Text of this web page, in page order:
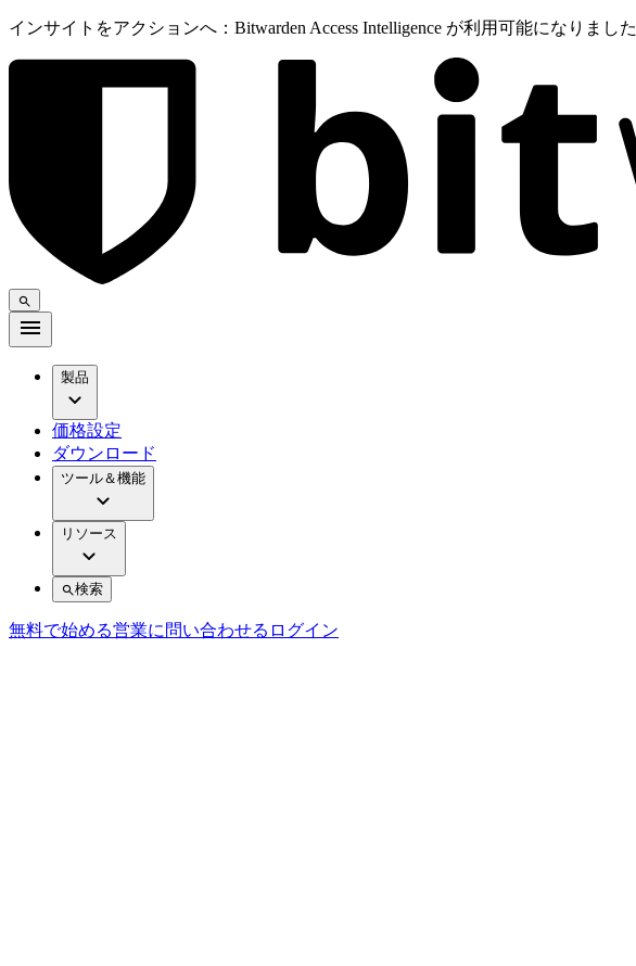
インサイトをアクションへ：Bitwarden Access Intelligence が利用可能になりました
製品
価格設定
ダウンロード
ツール＆機能
リソース
検索
無料で始める営業に問い合わせる ログイン